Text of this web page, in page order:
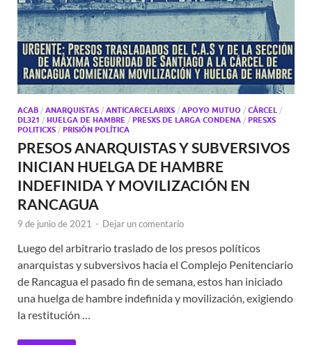
ACAB / ANARQUISTAS / ANTICARCELARIXS / APOYO MUTUO / CÁRCEL /
DL321 / HUELGA DE HAMBRE / PRESXS DE LARGA CONDENA / PRESXS
POLITICXS / PRISIÓN POLÍTICA
PRESOS ANARQUISTAS Y SUBVERSIVOS
INICIAN HUELGA DE HAMBRE
INDEFINIDA Y MOVILIZACIÓN EN
RANCAGUA
9 de junio de 2021 - Dejar un comentario
Luego del arbitrario traslado de los presos políticos
anarquistas y subversivos hacia el Complejo Penitenciario
de Rancagua el pasado fin de semana, estos han iniciado
una huelga de hambre indefinida y movilización, exigiendo
la restitución …